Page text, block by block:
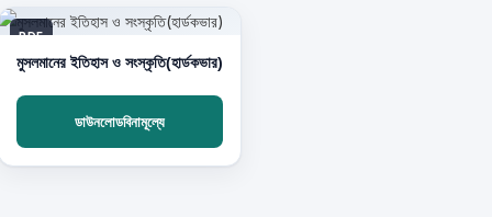
PDF
মুসলমানের ইতিহাস ও সংস্কৃতি(হার্ডকভার)
ডাউনলোডবিনামূল্যে